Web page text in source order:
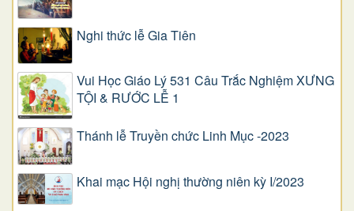
Nghi thức lễ Gia Tiên
Vui Học Giáo Lý 531 Câu Trắc Nghiệm XƯNG
TỘI & RƯỚC LỄ 1
Thánh lễ Truyền chức Linh Mục -2023
Khai mạc Hội nghị thường niên kỳ I/2023